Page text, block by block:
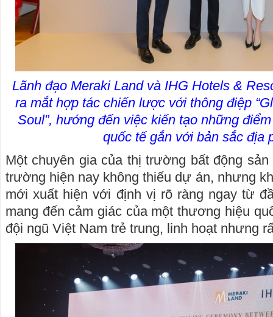
Lãnh đạo Meraki Land và IHG Hotels &
ra mắt hợp tác chiến lược với thông điệp
Soul”, hướng đến việc kiến tạo những
quốc tế gắn với bản sắc địa
Một chuyên gia của thị trường bất động
trường hiện nay không thiếu dự án, nhưng
mới xuất hiện với định vị rõ ràng ngay từ
mang đến cảm giác của một thương hiệu
đội ngũ Việt Nam trẻ trung, linh hoạt nhưng